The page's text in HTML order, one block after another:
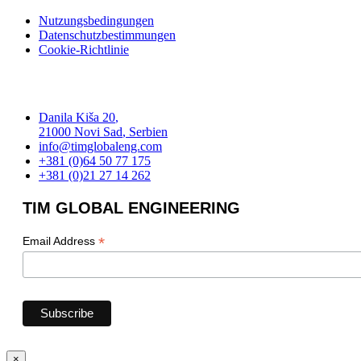
Nutzungsbedingungen
Datenschutzbestimmungen
Cookie-Richtlinie
Danila Kiša 20,
21000 Novi Sad, Serbien
info@timglobaleng.com
+381 (0)64 50 77 175
+381 (0)21 27 14 262
TIM GLOBAL ENGINEERING
Email Address *